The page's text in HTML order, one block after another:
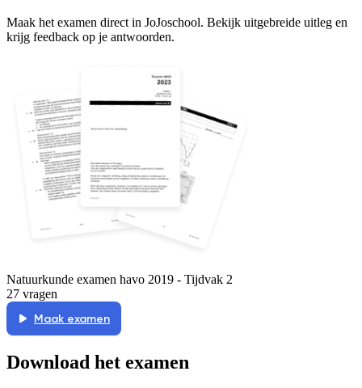
Maak het examen direct in JoJoschool. Bekijk uitgebreide uitleg en
krijg feedback op je antwoorden.
Natuurkunde examen havo 2019 - Tijdvak 2
27 vragen
Maak examen
Download het examen